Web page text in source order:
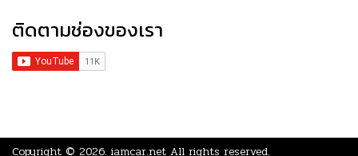
ติดตามช่องของเรา
Copyright © 2026. iamcar.net All rights reserved.